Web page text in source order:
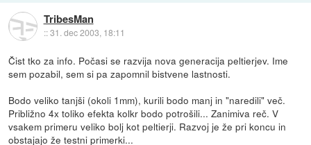
TribesMan
::31. dec 2003, 18:11
Čist tko za info. Počasi se razvija nova generacija peltierjev. Ime
sem pozabil, sem si pa zapomnil bistvene lastnosti.
Bodo veliko tanjši (okoli 1mm), kurili bodo manj in "naredili" več.
Približno 4x toliko efekta kolkr bodo potrošili... Zanimiva reč. V
vsakem primeru veliko bolj kot peltierji. Razvoj je že pri koncu in
obstajajo že testni primerki...